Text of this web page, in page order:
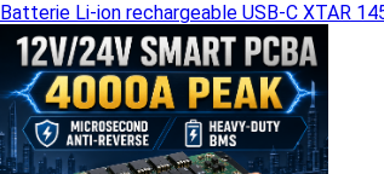
Batterie Li-ion rechargeable USB-C XTAR